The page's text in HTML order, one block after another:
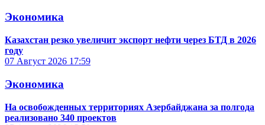
Экономика
Казахстан резко увеличит экспорт нефти через БТД в 2026
году
07 Август 2026 17:59
Экономика
На освобожденных территориях Азербайджана за полгода
реализовано 340 проектов